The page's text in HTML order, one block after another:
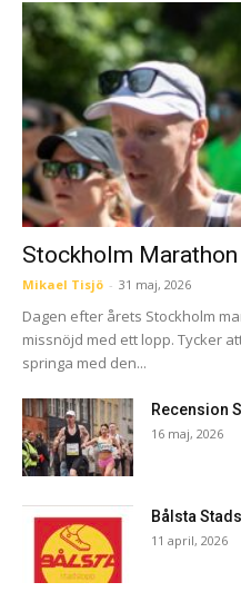
Stockholm
Mikael Tisjö - 31 maj, 2026
Dagen efter årets Stockholm
missnöjd med ett lopp. Tycker
springa med den...
Recension
16 maj, 2026
Bålsta
11 april, 2026